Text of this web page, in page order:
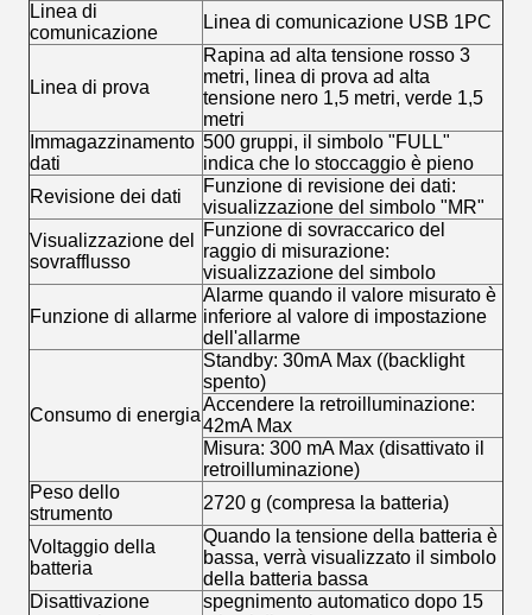
Linea di
comunicazione
Linea di comunicazione USB 1PC
Linea di prova
Rapina ad alta tensione rosso 3
metri, linea di prova ad alta
tensione nero 1,5 metri, verde 1,5
metri
Immagazzinamento
dati
500 gruppi, il simbolo "FULL"
indica che lo stoccaggio è pieno
Revisione dei dati
Funzione di revisione dei dati:
visualizzazione del simbolo "MR"
Visualizzazione del
sovrafflusso
Funzione di sovraccarico del
raggio di misurazione:
visualizzazione del simbolo
Funzione di allarme
Alarme quando il valore misurato è
inferiore al valore di impostazione
dell'allarme
Consumo di energia
Standby: 30mA Max ((backlight
spento)
Accendere la retroilluminazione:
42mA Max
Misura: 300 mA Max (disattivato il
retroilluminazione)
Peso dello
strumento
2720 g (compresa la batteria)
Voltaggio della
batteria
Quando la tensione della batteria è
bassa, verrà visualizzato il simbolo
della batteria bassa
Disattivazione
spegnimento automatico dopo 15